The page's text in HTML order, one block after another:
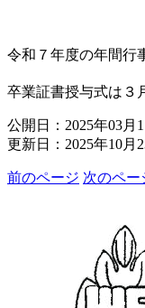
令和７年度の年間行
卒業証書授与式は３
公開日：2025年03月
更新日：2025年10月
前のページ 次のペー